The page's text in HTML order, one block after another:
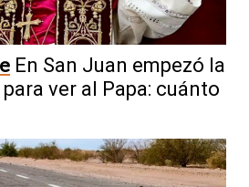
En San Juan empezó la
ver al Papa: cuánto